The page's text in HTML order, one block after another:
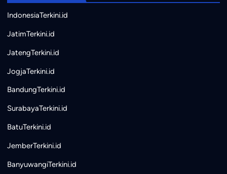
IndonesiaTerkini.id
JatimTerkini.id
JatengTerkini.id
JogjaTerkini.id
BandungTerkini.id
SurabayaTerkini.id
BatuTerkini.id
JemberTerkini.id
BanyuwangiTerkini.id